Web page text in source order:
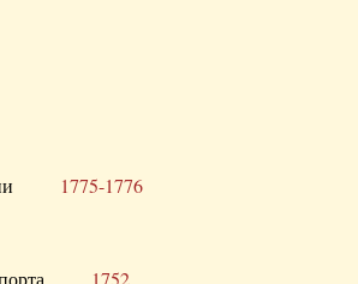
1775-1776
порта 1752